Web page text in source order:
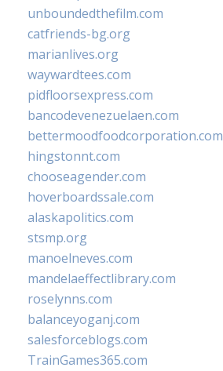
unboundedthefilm.com
catfriends-bg.org
marianlives.org
waywardtees.com
pidfloorsexpress.com
bancodevenezuelaen.com
bettermoodfoodcorporation.com
hingstonnt.com
chooseagender.com
hoverboardssale.com
alaskapolitics.com
stsmp.org
manoelneves.com
mandelaeffectlibrary.com
roselynns.com
balanceyoganj.com
salesforceblogs.com
TrainGames365.com